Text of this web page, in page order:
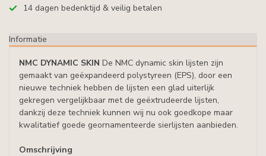
14 dagen bedenktijd & veilig betalen
Informatie
NMC DYNAMIC SKIN De NMC dynamic skin lijsten zijn
gemaakt van geëxpandeerd polystyreen (EPS), door een
nieuwe techniek hebben de lijsten een glad uiterlijk
gekregen vergelijkbaar met de geëxtrudeerde lijsten,
dankzij deze techniek kunnen wij nu ook goedkope maar
kwalitatief goede geornamenteerde sierlijsten aanbieden.
Omschrijving